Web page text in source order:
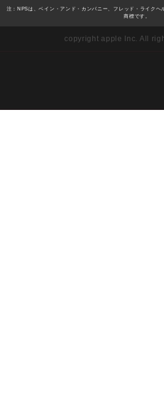
注：NPSは、ベイン・アンド・カンパニー、フレッド・ライク
商標です。
copyright apple Inc. All